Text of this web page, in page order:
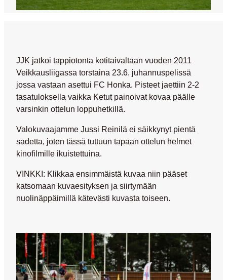
JJK jatkoi tappiotonta kotitaivaltaan vuoden 2011
Veikkausliigassa torstaina 23.6. juhannuspelissä
jossa vastaan asettui FC Honka. Pisteet jaettiin 2-2
tasatuloksella vaikka Ketut painoivat kovaa päälle
varsinkin ottelun loppuhetkillä.
Valokuvaajamme Jussi Reinilä ei säikkynyt pientä
sadetta, joten tässä tuttuun tapaan ottelun helmet
kinofilmille ikuistettuina.
VINKKI: Klikkaa ensimmäistä kuvaa niin pääset
katsomaan kuvaesityksen ja siirtymään
nuolinäppäimillä kätevästi kuvasta toiseen.